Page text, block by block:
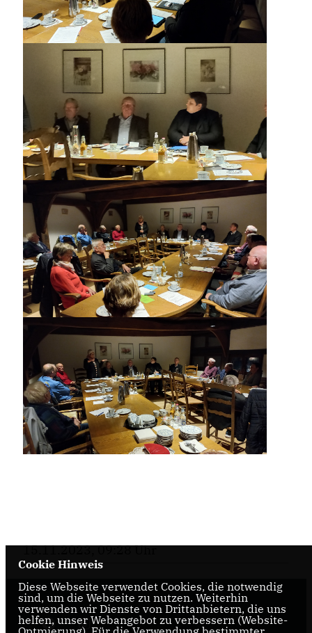
15.11.2023, 09:28 Uhr
Cookie Hinweis
Diese Webseite verwendet Cookies, die notwendig
sind, um die Webseite zu nutzen. Weiterhin
verwenden wir Dienste von Drittanbietern, die uns
helfen, unser Webangebot zu verbessern (Website-